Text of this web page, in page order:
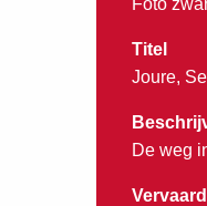
Titel
Joure,
De weg